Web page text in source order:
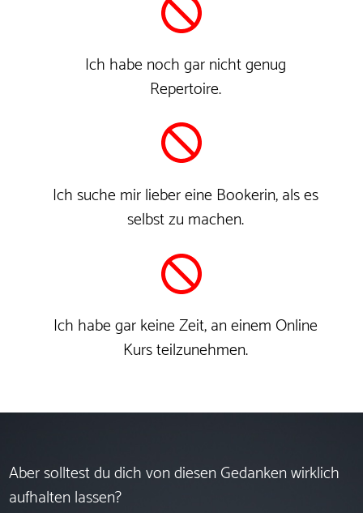
Ich habe noch gar nicht genug
Repertoire.
Ich suche mir lieber eine Bookerin, als es
selbst zu machen.
Ich habe gar keine Zeit, an einem Online
Kurs teilzunehmen.
Aber solltest du dich von diesen Gedanken wirklich
aufhalten lassen?